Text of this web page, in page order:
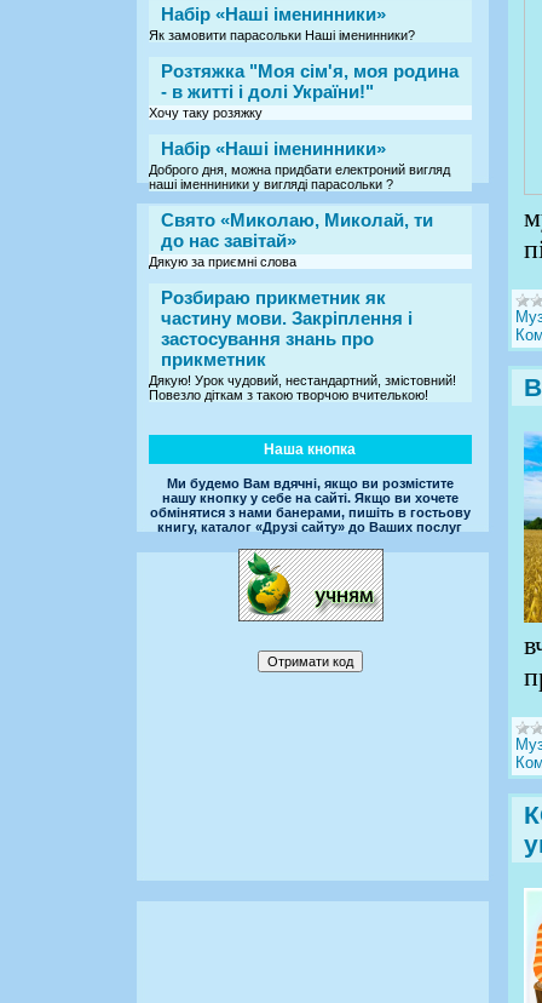
Набір «Наші іменинники»
Як замовити парасольки Наші іменинники?
Розтяжка "Моя сім'я, моя родина
- в житті і долі України!"
Хочу таку розяжку
Набір «Наші іменинники»
Доброго дня, можна придбати електроний вигляд
наші іменниники у вигляді парасольки ?
Свято «Миколаю, Миколай, ти
до нас завітай»
Дякую за приємні слова
Розбираю прикметник як
частину мови. Закріплення і
застосування знань про
прикметник
Дякую! Урок чудовий, нестандартний, змістовний!
Повезло діткам з такою творчою вчителькою!
Наша кнопка
Ми будемо Вам вдячні, якщо ви розмістите
нашу кнопку у себе на сайті. Якщо ви хочете
обмінятися з нами банерами, пишіть в гостьову
книгу, каталог «Друзі сайту» до Ваших послуг